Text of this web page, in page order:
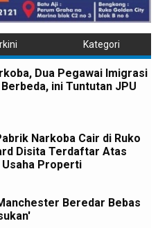
Kategori
Dua Pegawai Imigrasi
ini Tuntutan JPU
Narkoba Cair di Ruko
Disita Terdaftar Atas
Properti
Beredar Bebas